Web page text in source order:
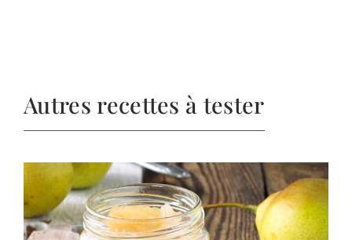
Autres recettes à tester